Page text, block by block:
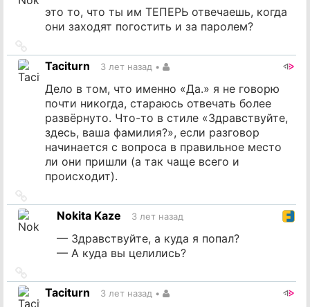
это то, что ты им ТЕПЕРЬ отвечаешь, когда
они заходят погостить и за паролем?
на
источник
Taciturn 3 лет назад •
Дело в том, что именно «Да.» я не говорю
почти никогда, стараюсь отвечать более
развёрнуто. Что-то в стиле «Здравствуйте,
здесь, ваша фамилия?», если разговор
начинается с вопроса в правильное место
ли они пришли (а так чаще всего и
происходит).
на
источникNokita Kaze 3 лет назад
— Здравствуйте, а куда я попал?
— А куда вы целились?
на
источник
Taciturn 3 лет назад •